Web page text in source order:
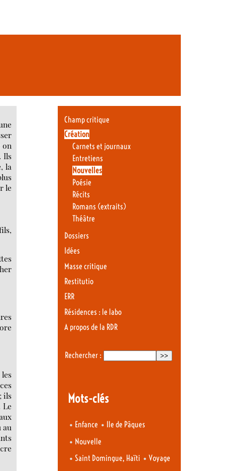
on
Ils
la
le
ils
Le
au
Champ critique
Création
Carnets et journaux
Entretiens
Nouvelles
Poésie
Récits
Romans (extraits)
Théâtre
Dossiers
Idées
Masse critique
Restitutio
ERR
Résidences : le labo
A propos de la RDR
Rechercher :
Mots-clés
• Enfance • Ile de Pâques
• Nouvelle
• Saint Domingue, Haïti •Voyage